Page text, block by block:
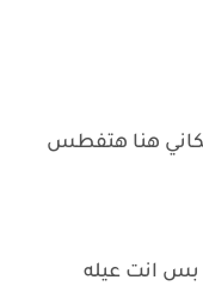
هنا هتفطس
انت عيله